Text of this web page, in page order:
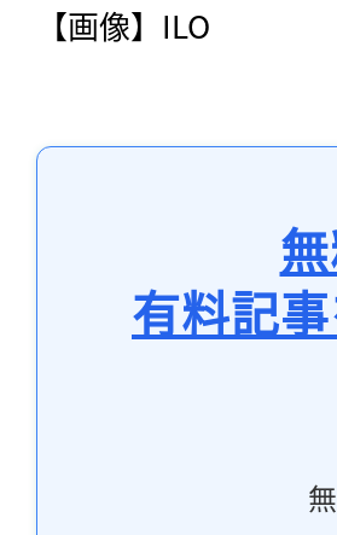
【画像】ILO
有料記